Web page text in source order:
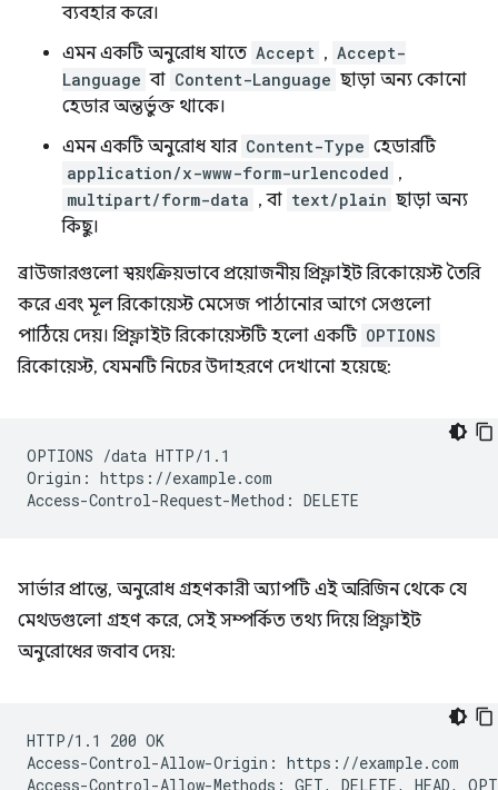
ব্যবহার করে।
এমন একটি অনুরোধ যাতে Accept , Accept-
Language বা Content-Language ছাড়া অন্য কোনো
হেডার অন্তর্ভুক্ত থাকে।
এমন একটি অনুরোধ যার Content-Type হেডারটি
application/x-www-form-urlencoded ,
multipart/form-data , বা text/plain ছাড়া অন্য
কিছু।
ব্রাউজারগুলো স্বয়ংক্রিয়ভাবে প্রয়োজনীয় প্রিফ্লাইট রিকোয়েস্ট তৈরি
করে এবং মূল রিকোয়েস্ট মেসেজ পাঠানোর আগে সেগুলো
পাঠিয়ে দেয়। প্রিফ্লাইট রিকোয়েস্টটি হলো একটি OPTIONS
রিকোয়েস্ট, যেমনটি নিচের উদাহরণে দেখানো হয়েছে:
OPTIONS /data HTTP/1.1
Origin: https://example.com
সার্ভার প্রান্তে, অনুরোধ গ্রহণকারী অ্যাপটি এই অরিজিন থেকে যে
মেথডগুলো গ্রহণ করে, সেই সম্পর্কিত তথ্য দিয়ে প্রিফ্লাইট
অনুরোধের জবাব দেয়:
HTTP/1.1 200 OK
Access-Control-Allow-Origin: https://example.com